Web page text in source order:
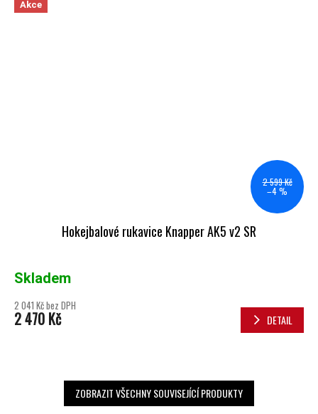
Akce
2 599 Kč
–4 %
Hokejbalové rukavice Knapper AK5 v2 SR
Skladem
2 041 Kč bez DPH
2 470 Kč DETAIL
ZOBRAZIT VŠECHNY SOUVISEJÍCÍ PRODUKTY